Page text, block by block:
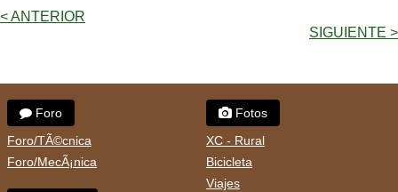
< ANTERIOR
SIGUIENTE >
Foro
Foro/TÃ©cnica
Foro/MecÃ¡nica
Fotos
XC - Rural
Bicicleta
Viajes